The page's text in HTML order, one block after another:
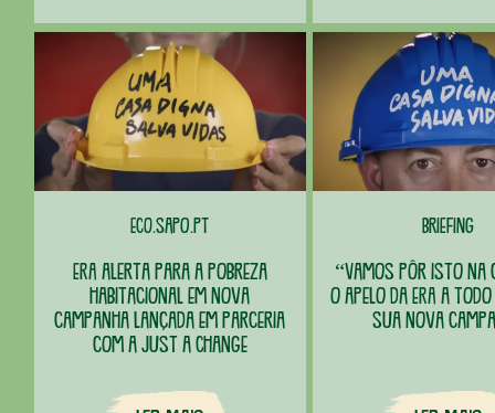
ECO.sapo.pt
ERA alerta para a pobreza
habitacional em nova
campanha lançada em parceria
com a Just a Change
Briefing
“Vamos pôr isto na
o apelo da ERA a
sua nova